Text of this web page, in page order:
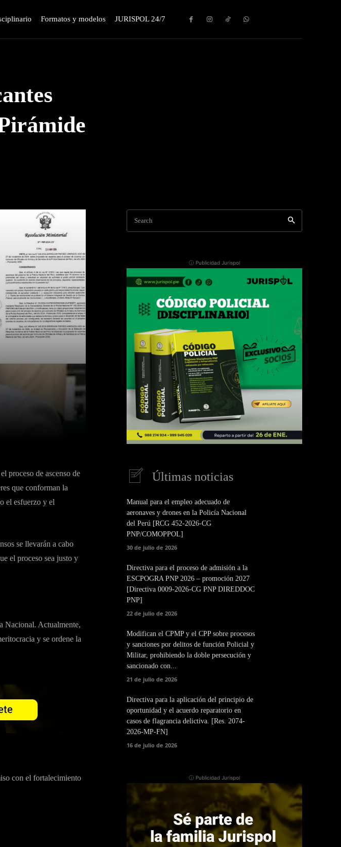
Formatos y modelos JURISPOL 24/7
proceso de ascenso de
que conforman la
el esfuerzo y el
se llevarán a cabo
el proceso sea justo y
Nacional. Actualmente,
y se ordene la
con el fortalecimiento
Search
ⓘ Publicidad Jurispol
Últimas noticias
Manual para el empleo adecuado de
aeronaves y drones en la Policía Nacional
del Perú [RCG 452-2026-CG
PNP/COMOPPOL]
30 de julio de 2026
Directiva para el proceso de admisión a la
ESCPOGRA PNP 2026 – promoción 2027
[Directiva 0009-2026-CG PNP DIREDDOC
PNP]
22 de julio de 2026
Modifican el CPMP y el CPP sobre procesos
y sanciones por delitos de función Policial y
Militar, prohibiendo la doble persecución y
sancionado con...
21 de julio de 2026
Directiva para la aplicación del principio de
oportunidad y el acuerdo reparatorio en
casos de flagrancia delictiva. [Res. 2074-
2026-MP-FN]
16 de julio de 2026
ⓘ Publicidad Jurispol